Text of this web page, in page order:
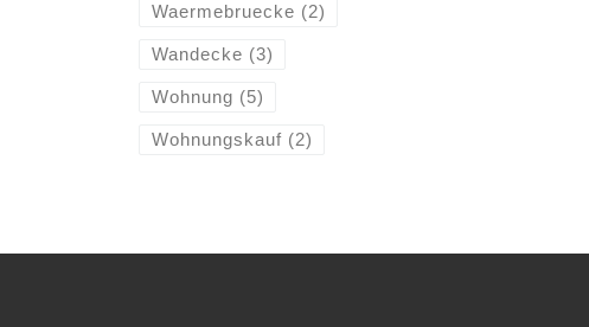
Waermebruecke (2)
Wandecke (3)
Wohnung (5)
Wohnungskauf(2)